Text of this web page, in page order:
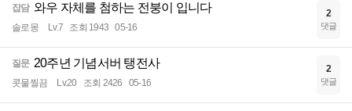
잡담 와우 자체를 첨하는 전붕이 입니다
솔로몽 Lv.7 조회 1943 05-16
2
댓글
질문 20주년 기념서버 탱전사
콧물찔끔 Lv.20 조회 2426 05-16
2
댓글